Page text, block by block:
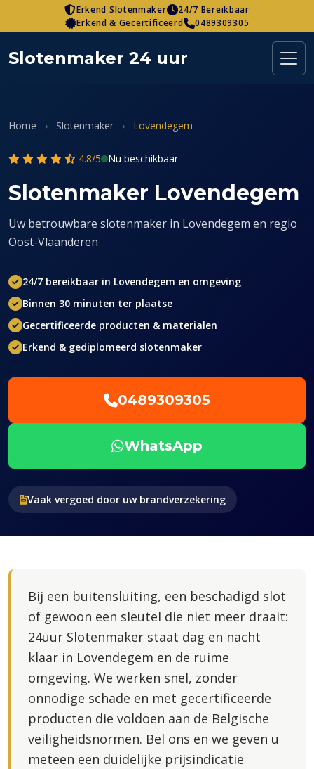
to
content
Erkend Slotenmaker
24/7 Bereikbaar
Erkend & Gecertificeerd
0489309305
Slotenmaker 24 uur
Home › Slotenmaker › Lovendegem
4.8/5 Nu beschikbaar
Slotenmaker Lovendegem
Uw betrouwbare slotenmaker in Lovendegem en regio
Oost-Vlaanderen
24/7 bereikbaar in Lovendegem en omgeving
Binnen 30 minuten ter plaatse
Gecertificeerde producten & materialen
Erkend & gediplomeerd slotenmaker
0489309305
WhatsApp
Vaak vergoed door uw brandverzekering
Bij een buitensluiting, een beschadigd slot
of gewoon een sleutel die niet meer draait:
24uur Slotenmaker staat dag en nacht
klaar in Lovendegem en de ruime
omgeving. We werken snel, zonder
onnodige schade en met gecertificeerde
producten die voldoen aan de Belgische
veiligheidsnormen. Bel ons en we geven u
meteen een duidelijke prijsindicatie